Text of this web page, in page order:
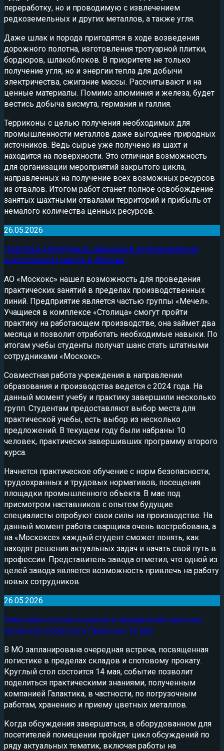
переработку, но и проводимую с извлечением
редкоземельных и других металлов, а также угля.
Даже шлак и порода пригодятся в ходе возведения
дорожного полотна, изготовления тротуарной плитки,
бордюров, шлакоблоков. В приоритете не только
получение угля, но и энергии тепла для добычи
электричества, сжигание массы. Рассчитывают и на
ценные материалы. Помимо алюминия и железа, будет
вестись добыча висмута, германия и галлия.
Терриконы с целью получения необходимых для
промышленности металлов даже выгоднее природных
источников. Ведь сырье уже получено из шахт и
находится на поверхности. Это отличная возможность
для организации мероприятий закрытого цикла,
направленных на получение всех возможных ресурсов
из отвалов. Итогом работ станет полное освобождение
занятых шахтными отвалами территорий и прибыль от
немалого количества ценных ресурсов.
26.05.2026
Практика для будущих сварщиков организована на
коксогазовом заводе в Москве
АО «Москокс» нашел возможность для проведения
практических занятий в пределах производственных
линий. Предприятие является частью группы «Мечел».
Учащиеся в комплексе «Столица» смогут пройти
практику на работающем производстве, она займет два
месяца и позволит отработать необходимые навыки. По
итогам учебы студенты получат шанс стать штатными
сотрудниками «Москокс».
Совместная работа учреждения в направлении
образования и производства ведется с 2024 года. На
данный момент учебу и практику завершили несколько
групп. Студентам предоставляют выбор места для
практической учебы, есть выбор из несколько
предложений. В текущем году были набраны 10
человек, практически завершивших программу второго
курса.
Начнется практическое обучение с норм безопасности,
трудоохранных и трудовых нормативов, посещения
площадки промышленного объекта. В мае под
присмотром наставников с опытом будущие
специалисты опробуют свои силы на производстве. На
данный момент работа сварщика очень востребована, а
на «Москоксе» каждый студент сможет понять, как
находят решения актуальных задач и начать свой путь в
профессии. Представитель завода отметил, что одной из
целей завода является возможность привлечь на работу
новых сотрудников.
26.05.2026
Участники спотового рынка в направлении цветных
металлов соберутся в Галактике 14 мая
В МО запланирована очередная встреча, посвященная
логистике в пределах складов и спотовому прокату.
Круглый стол состоится 14 мая, событие позволит
поделиться практическими знаниями, полученным
компанией Галактика, в частности, по погрузочным
работам, хранению и приему цветных металлов.
Когда обсуждения завершаться, в оборудованном для
посетителей помещении пройдет цикл обсуждений по
ряду актуальных тематик, включая работы на